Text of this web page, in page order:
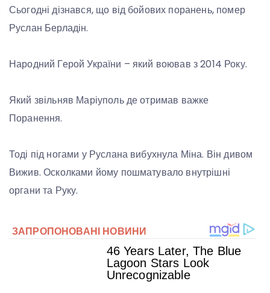
Сьогодні дізнався, що від бойових поранень, помер
Руслан Берладін.
Народний Герой України – який воював з 2014 Року.
Який звільняв Маріуполь де отримав важке
Поранення.
Тоді під ногами у Руслана вибухнула Міна. Він дивом
Вижив. Осколками йому пошматувало внутрішні
органи та Руку.